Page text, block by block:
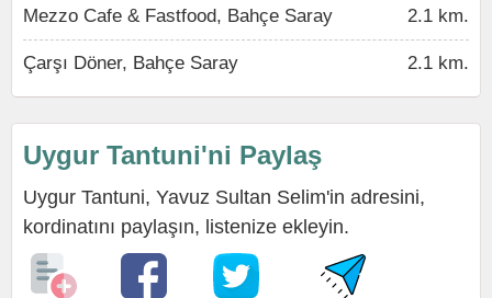
Mezzo Cafe & Fastfood, Bahçe Saray 2.1 km.
Çarşı Döner, Bahçe Saray 2.1 km.
Uygur Tantuni'ni Paylaş
Uygur Tantuni, Yavuz Sultan Selim'in adresini,
kordinatını paylaşın, listenize ekleyin.